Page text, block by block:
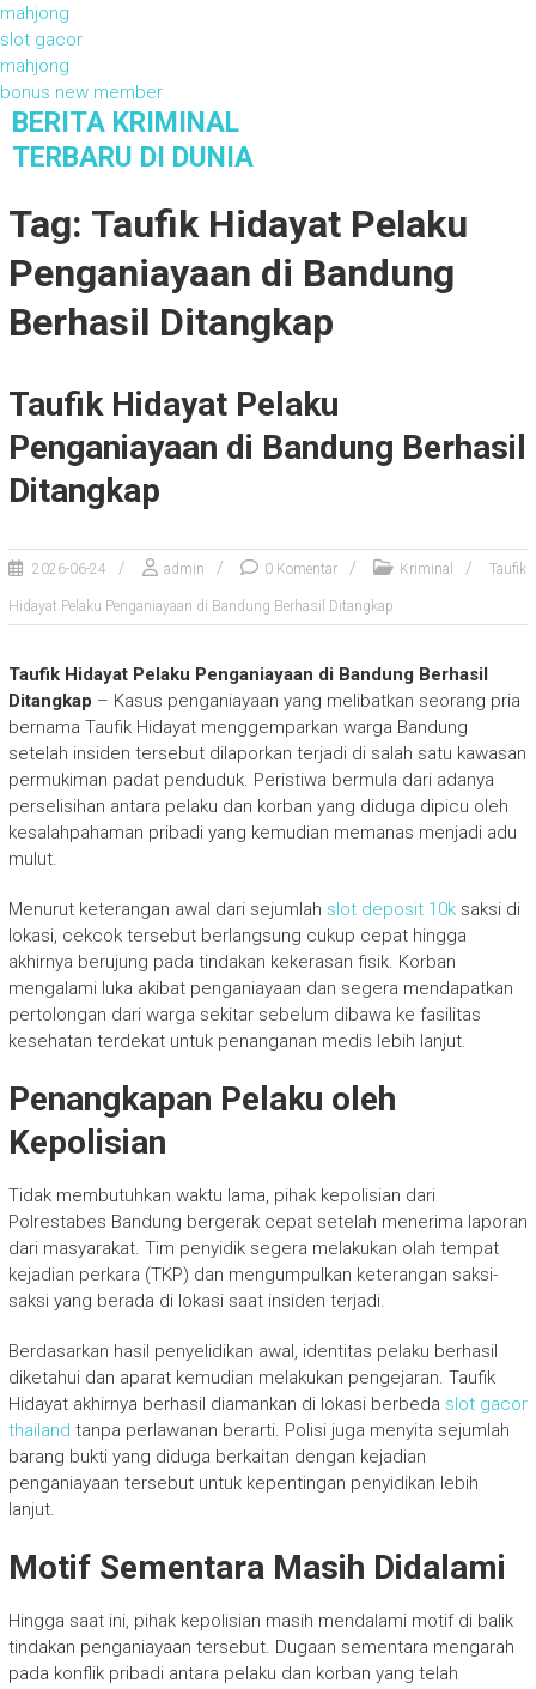
mahjong
slot gacor
mahjong
bonus new member
BERITA KRIMINAL
TERBARU DI DUNIA
Tag: Taufik Hidayat Pelaku
Penganiayaan di Bandung
Berhasil Ditangkap
Taufik Hidayat Pelaku
Penganiayaan di Bandung Berhasil
Ditangkap
2026-06-24 admin 0 Komentar Kriminal Taufik
Hidayat Pelaku Penganiayaan di Bandung Berhasil Ditangkap
Taufik Hidayat Pelaku Penganiayaan di Bandung Berhasil
Ditangkap – Kasus penganiayaan yang melibatkan seorang pria
bernama Taufik Hidayat menggemparkan warga Bandung
setelah insiden tersebut dilaporkan terjadi di salah satu kawasan
permukiman padat penduduk. Peristiwa bermula dari adanya
perselisihan antara pelaku dan korban yang diduga dipicu oleh
kesalahpahaman pribadi yang kemudian memanas menjadi adu
mulut.
Menurut keterangan awal dari sejumlah slot deposit 10ksaksi di
lokasi, cekcok tersebut berlangsung cukup cepat hingga
akhirnya berujung pada tindakan kekerasan fisik. Korban
mengalami luka akibat penganiayaan dan segera mendapatkan
pertolongan dari warga sekitar sebelum dibawa ke fasilitas
kesehatan terdekat untuk penanganan medis lebih lanjut.
Penangkapan Pelaku oleh
Kepolisian
Tidak membutuhkan waktu lama, pihak kepolisian dari
Polrestabes Bandung bergerak cepat setelah menerima laporan
dari masyarakat. Tim penyidik segera melakukan olah tempat
kejadian perkara (TKP) dan mengumpulkan keterangan saksi-
saksi yang berada di lokasi saat insiden terjadi.
Berdasarkan hasil penyelidikan awal, identitas pelaku berhasil
diketahui dan aparat kemudian melakukan pengejaran. Taufik
Hidayat akhirnya berhasil diamankan di lokasi berbeda slot gacor
thailand tanpa perlawanan berarti. Polisi juga menyita sejumlah
barang bukti yang diduga berkaitan dengan kejadian
penganiayaan tersebut untuk kepentingan penyidikan lebih
lanjut.
Motif Sementara Masih Didalami
Hingga saat ini, pihak kepolisian masih mendalami motif di balik
tindakan penganiayaan tersebut. Dugaan sementara mengarah
pada konflik pribadi antara pelaku dan korban yang telah